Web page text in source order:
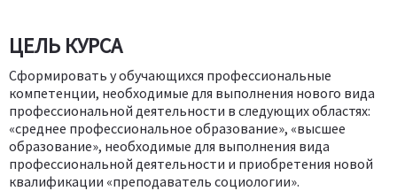
ЦЕЛЬ КУРСА
Сформировать у обучающихся профессиональные
компетенции, необходимые для выполнения нового вида
профессиональной деятельности в следующих областях:
«среднее профессиональное образование», «высшее
образование», необходимые для выполнения вида
профессиональной деятельности и приобретения новой
квалификации «преподаватель социологии».